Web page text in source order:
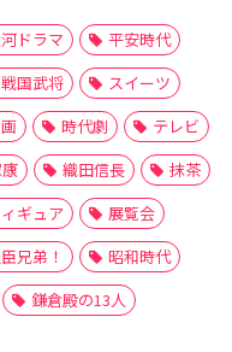
ドラマ
平安時代
戦国武将
スイーツ
時代劇
テレビ
織田信長
抹茶
ギュア
展覧会
兄弟！
昭和時代
鎌倉殿の13人